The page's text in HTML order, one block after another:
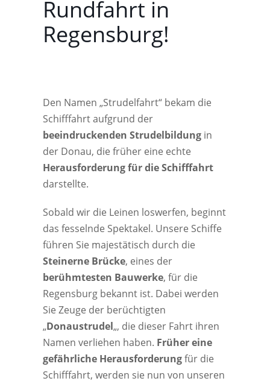
Rundfahrt in
Regensburg!
Den Namen „Strudelfahrt“ bekam die
Schifffahrt aufgrund der
beeindruckenden Strudelbildungin
der Donau, die früher eine echte
Herausforderung für die Schifffahrt
darstellte.
Sobald wir die Leinen loswerfen, beginnt
das fesselnde Spektakel. Unsere Schiffe
führen Sie majestätisch durch die
Steinerne Brücke, eines der
berühmtesten Bauwerke, für die
Regensburg bekannt ist. Dabei werden
Sie Zeuge der berüchtigten
„Donaustrudel„, die dieser Fahrt ihren
Namen verliehen haben. Früher eine
gefährliche Herausforderungfür die
Schifffahrt, werden sie nun von unseren